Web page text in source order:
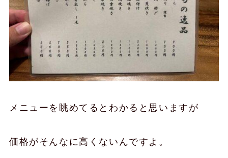
メニューを眺めてるとわかると思いますが
価格がそんなに高くないんですよ。